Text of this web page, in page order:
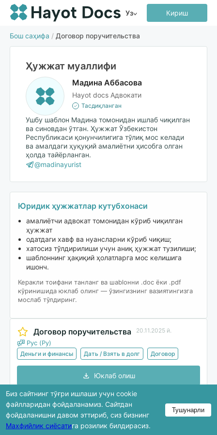
Уз Кириш
Бош саҳифа / Договор поручительства
Ҳужжат муаллифи
Мадина Аббасова
Hayot docs Адвокати
Тасдиқланган
Ушбу шаблон Мадина томонидан ишлаб чиқилган
ва синовдан ўтган. Ҳужжат Ўзбекистон
Республикаси қонунчилигига тўлиқ мос келади
ва амалдаги ҳуқуқий амалиётни ҳисобга олган
ҳолда тайёрланган.
@madinayurist
Юридик ҳужжатлар кутубхонаси
амалиётчи адвокат томонидан кўриб чиқилган
ҳужжат
одатдаги хавф ва нуансларни кўриб чиқиш;
хатосиз тўлдирилиши учун аниқ ҳужжат тузилиши;
шаблоннинг ҳақиқий ҳолатларга мос келишига
ишонч.
Керакли тоифани танланг ва шablонни .doc ёки .pdf
кўринишида юклаб олинг — ўзингизнинг вазиятингизга
мослаб тўлдиринг.
Договор поручительства 20.11.2025 й.
Рус (Ру)
Деньги и финансы Дать / Взять в долг Договор
Юклаб олиш
Кўриб чиқишда ҳужжатнинг фақат бир қисми
кўрсатилади. Тўлиқ версия юклаб олингандан кейин
мавжуд бўлади.
Биз сайтнинг тўғри ишлаши учун cookie
файлларидан фойдаланамиз. Сайтдан
фойдаланишни давом эттириб, сиз бизнинг
Махфийлик сиёсатига розилик билдирасиз.
Тушунарли